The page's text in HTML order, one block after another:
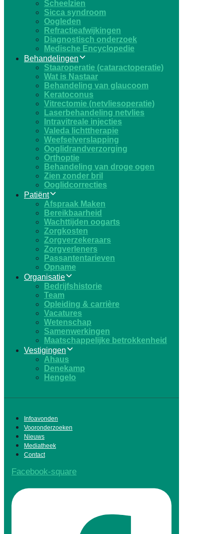
Scheelzien
Sicca syndroom
Oogleden
Refractieafwijkingen
Diagnostisch onderzoek
Medische Encyclopedie
Behandelingen
Staaroperatie (cataractoperatie)
Wat is Nastaar
Behandeling van glaucoom
Keratoconus​
Vitrectomie (netvliesoperatie)
Laserbehandeling netvlies
Intravitreale injecties
Valeda lichttherapie
Weefselverslapping
Ooglidrandverzorging
Orthoptie
Behandeling van droge ogen
Zien zonder bril
Ooglidcorrecties
Patiënt
Afspraak Maken
Bereikbaarheid
Wachttijden oogarts
Zorgkosten
Zorgverzekeraars
Zorgverleners
Passantentarieven
Opname
Organisatie
Bedrijfshistorie
Team
Opleiding & carrière
Vacatures
Wetenschap
Samenwerkingen
Maatschappelijke betrokkenheid
Vestigingen
Ahaus
Denekamp
Hengelo
Infoavonden
Vooronderzoeken
Nieuws
Mediatheek
Contact
Facebook-square